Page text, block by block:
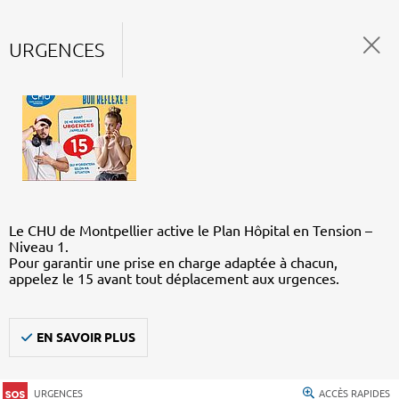
URGENCES
Le CHU de Montpellier active le Plan Hôpital en Tension –
Niveau 1.
Pour garantir une prise en charge adaptée à chacun,
appelez le 15 avant tout déplacement aux urgences.
EN SAVOIR PLUS
URGENCES ACCÈS RAPIDES